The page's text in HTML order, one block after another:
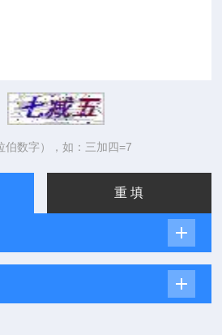
伯数字），如：三加四=7